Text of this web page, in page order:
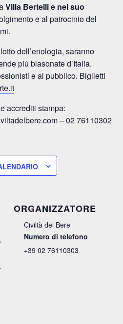
Villa Bertelli e nel suo
e al patrocinio del
dell’enologia, saranno
più blasonate d’Italia.
e al pubblico. Biglietti
accrediti stampa:
– 02 76110302
ORGANIZZATORE
Civiltà del Bere
Numero di telefono
+39 02 76110303